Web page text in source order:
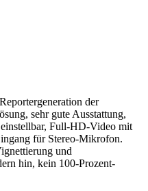
der
sehr gute Ausstattung,
Full-HD-Video mit
für Stereo-Mikrofon.
und
hin, kein 100-Prozent-